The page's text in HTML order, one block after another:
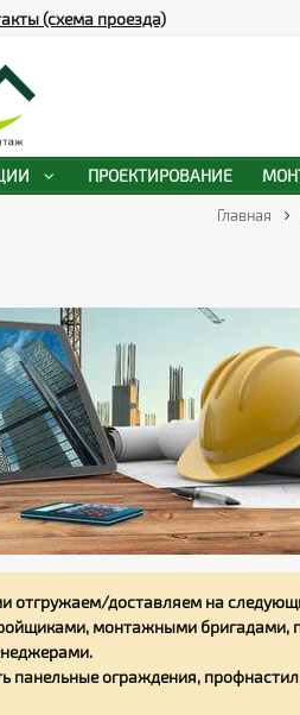
Главная
отгружаем/доставляем на
монтажными бригадами,
панельные ограждения,
(схема проезда)
ПРОЕКТИРОВАНИЕ